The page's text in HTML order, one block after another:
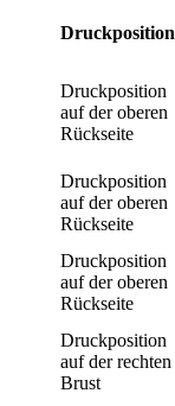
Druckposition
Druckposition
auf der oberen
Rückseite
Druckposition
auf der oberen
Rückseite
Druckposition
auf der oberen
Rückseite
Druckposition
auf der rechten
Brust